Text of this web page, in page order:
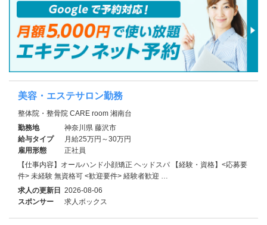
美容・エステサロン勤務
整体院・整骨院 CARE room 湘南台
勤務地
神奈川県 藤沢市
給与タイプ
月給25万円～30万円
雇用形態
正社員
【仕事内容】オールハンド小顔矯正 ヘッドスパ 【経験・資格】<応募要
件> 未経験 無資格可 <歓迎要件> 経験者歓迎 …
求人の更新日 2026-08-06
スポンサー
求人ボックス